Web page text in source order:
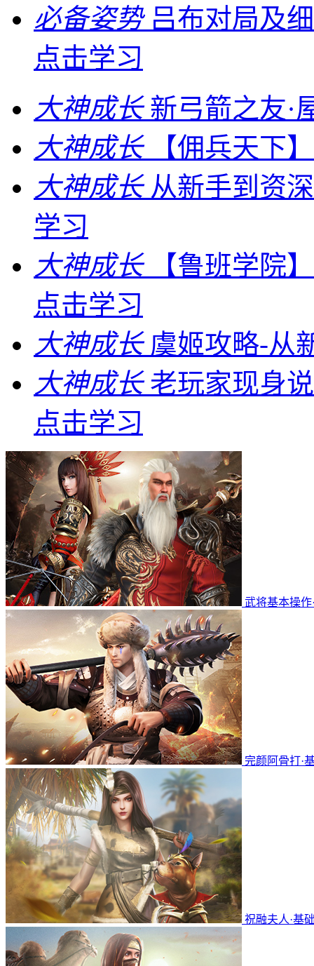
必备姿势 吕布对局及
点击学习
大神成长 新弓箭之友·
大神成长
【佣兵天下
大神成长 从新手到资
学习
大神成长
【鲁班学院
点击学习
大神成长 虞姬攻略-从
大神成长 老玩家现身
点击学习
武将基本操作
完颜阿骨打·
祝融夫人·基